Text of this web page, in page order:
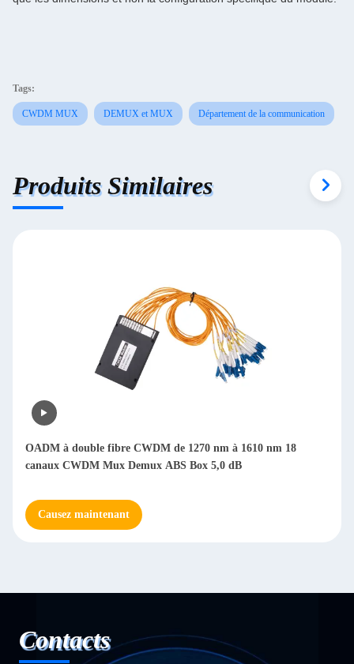
Tags:
CWDM MUX DEMUX et MUX Département de la communication
Produits Similaires
OADM à double fibre CWDM de 1270 nm à 1610 nm 18
canaux CWDM Mux Demux ABS Box 5,0 dB
Causez maintenant
Contacts